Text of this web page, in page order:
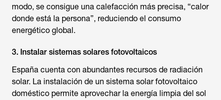
modo, se consigue una calefacción más precisa, “calor
donde está la persona”, reduciendo el consumo
energético global.
3. Instalar sistemas solares fotovoltaicos
España cuenta con abundantes recursos de radiación
solar. La instalación de un sistema solar fotovoltaico
doméstico permite aprovechar la energía limpia del sol